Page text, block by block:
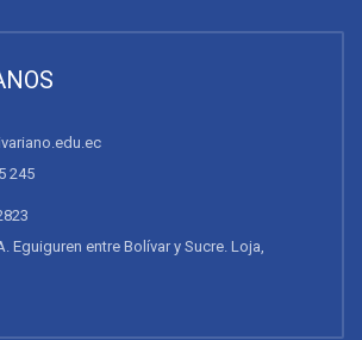
245
Eguiguren entre Bolívar y Sucre. Loja,